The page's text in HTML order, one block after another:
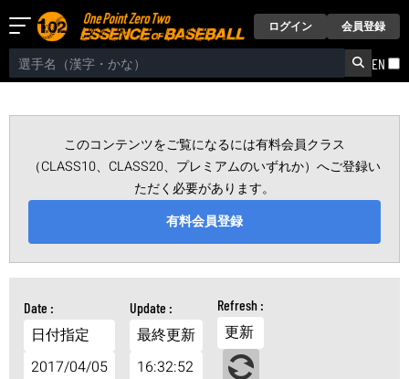
ログイン 会員登録
EN
このコンテンツをご覧になるには有料会員クラス
（CLASS10、CLASS20、プレミアムのいずれか）へご登録い
ただく必要があります。
有料会員登録
日付指定
2017/04/05
最終更新
16:32:52
更新